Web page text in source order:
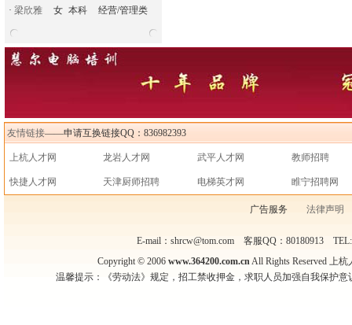
· 梁欣雅 女 本科 经营/管理类
友情链接——申请互换链接QQ：836982393
上杭人才网 龙岩人才网 武平人才网 教师招聘
快捷人才网 天津厨师招聘 电梯英才网 睢宁招聘网
广告服务 法律声明
E-mail：shrcw@tom.com 客服QQ：80180913
Copyright © 2006 www.364200.com.cnAll Rights Reserved
温馨提示：《劳动法》规定，招工禁收押金，求职人员加强自我保护